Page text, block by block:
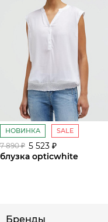
НОВИНКА SALE
7 890 ₽ 5 523 ₽
блузка opticwhite
Бренды